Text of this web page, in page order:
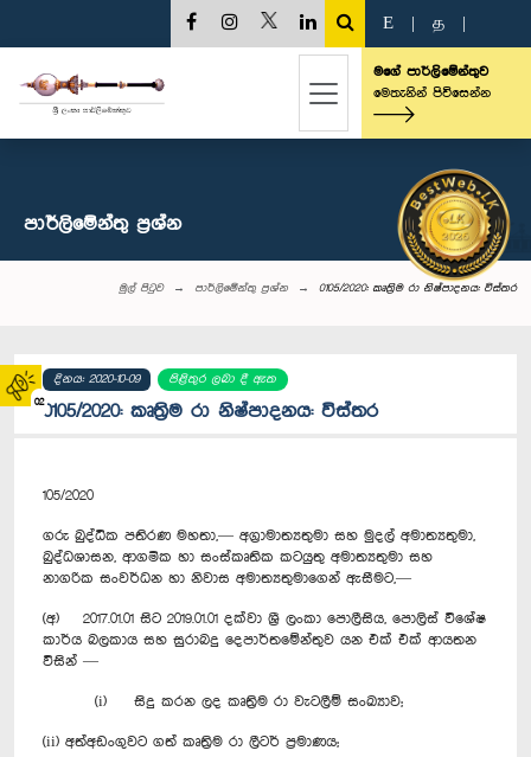
02
E த
මගේ පාර්ලිමේන්තුව
මෙතැනින් පිවිසෙන්න
පාර්ලි‌මේන්තු‌ ප්‍රශ්න
මුල් පිටුව පාර්ලි‌මේන්තු‌ ප්‍රශ්න 0105/2020: කෘත්‍රිම රා නිෂ්පාදනය: විස්තර
දිනය: 2020-10-09 පිළිතුර ලබා දී ඇත
0105/2020: කෘත්‍රිම රා නිෂ්පාදනය: විස්තර
105/2020
ගරු බුද්ධික පතිරණ මහතා,— අග්‍රාමාත්‍යතුමා සහ මුදල් අමාත්‍යතුමා,
බුද්ධශාසන, ආගමික හා සංස්කෘතික කටයුතු අමාත්‍යතුමා සහ
නාගරික සංවර්ධන හා නිවාස අමාත්‍යතුමාගෙන් ඇසීමට,—
(අ) 2017.01.01 සිට 2019.01.01 දක්වා ශ්‍රී ලංකා පොලීසිය, පොලිස් විශේෂ
කාර්ය බලකාය සහ සුරාබදු දෙපාර්තමේන්තුව යන එක් එක් ආයතන
විසින් —
(i) සිදු කරන ලද කෘත්‍රිම රා වැටලීම් සංඛ්‍යාව;
(ii) අත්අඩංගුවට ගත් කෘත්‍රිම රා ලීටර් ප්‍රමාණය;